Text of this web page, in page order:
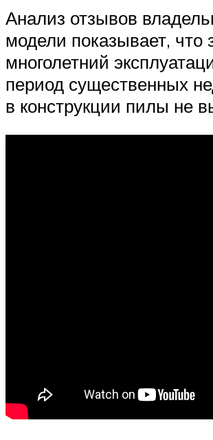
Анализ отзывов
модели показывает, что
многолетний
период существенных
в конструкции пилы не